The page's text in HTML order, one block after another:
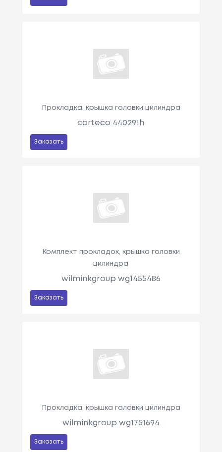
Прокладка, крышка головки цилиндра
corteco 440291h
Заказать
Комплект прокладок, крышка головки
цилиндра
wilminkgroup wg1455486
Заказать
Прокладка, крышка головки цилиндра
wilminkgroup wg1751694
Заказать